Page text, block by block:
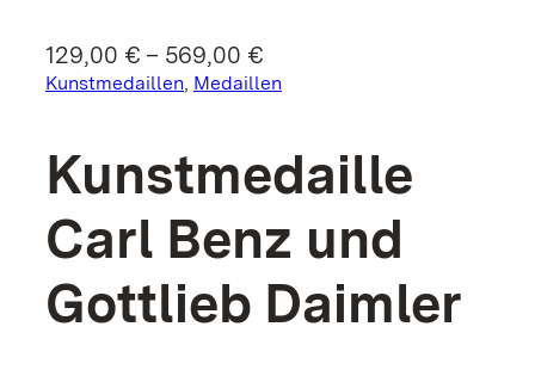
129,00 € – 569,00 €
129,00 €
Kunstmedaillen, Medaillen
Kunst­medaille
Carl Benz und
Gottlieb Daimler